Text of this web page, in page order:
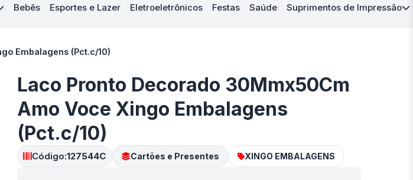
Bebês Esportes e Lazer Eletroeletrônicos Festas Saúde Suprimentos de Impressão
Embalagens (Pct.c/10)
Laco Pronto Decorado 30Mmx50Cm
Amo Voce Xingo Embalagens
(Pct.c/10)
Código:127544C Cartões e Presentes XINGO EMBALAGENS